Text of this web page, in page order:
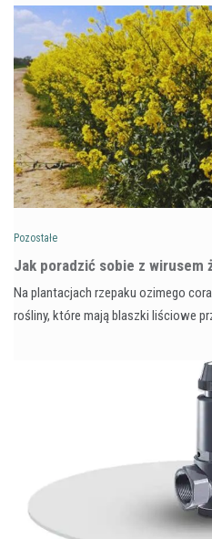
Pozostałe
​Jak poradzić sobie z wirusem
Na plantacjach rzepaku ozimego
rośliny, które mają blaszki liściowe